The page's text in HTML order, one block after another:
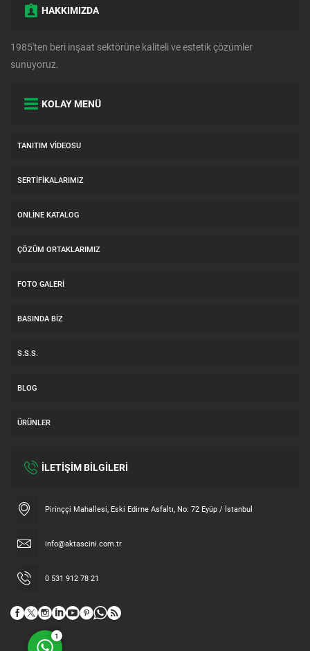
HAKKIMIZDA
1985'ten beri inşaat sektörüne kaliteli ve estetik çözümler
sunuyoruz.
KOLAY MENÜ
TANITIM VIDEOSU
SERTIFIKALARIMIZ
ONLINE KATALOG
ÇÖZÜM ORTAKLARIMIZ
FOTO GALERI
BASINDA BIZ
S.S.S.
BLOG
ÜRÜNLER
İLETİŞİM BİLGİLERİ
Pirinççi Mahallesi, Eski Edirne Asfaltı, No: 72 Eyüp / İstanbul
info@aktascini.com.tr
0 531 912 78 21
1